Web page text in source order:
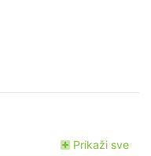
Prikaži sve